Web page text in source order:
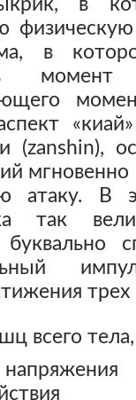
в
в
(zanshin),
мгновенно
атаку. В
так
всего тела,